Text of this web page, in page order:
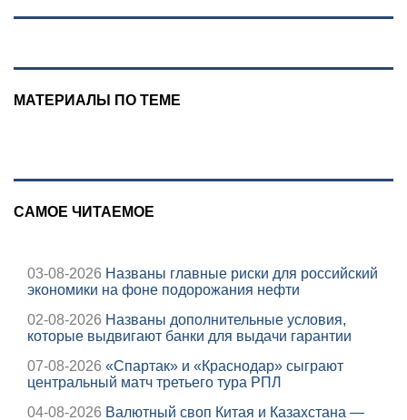
МАТЕРИАЛЫ ПО ТЕМЕ
САМОЕ ЧИТАЕМОЕ
03-08-2026 Названы главные риски для российский
экономики на фоне подорожания нефти
02-08-2026 Названы дополнительные условия,
которые выдвигают банки для выдачи гарантии
07-08-2026 «Спартак» и «Краснодар» сыграют
центральный матч третьего тура РПЛ
04-08-2026 Валютный своп Китая и Казахстана —